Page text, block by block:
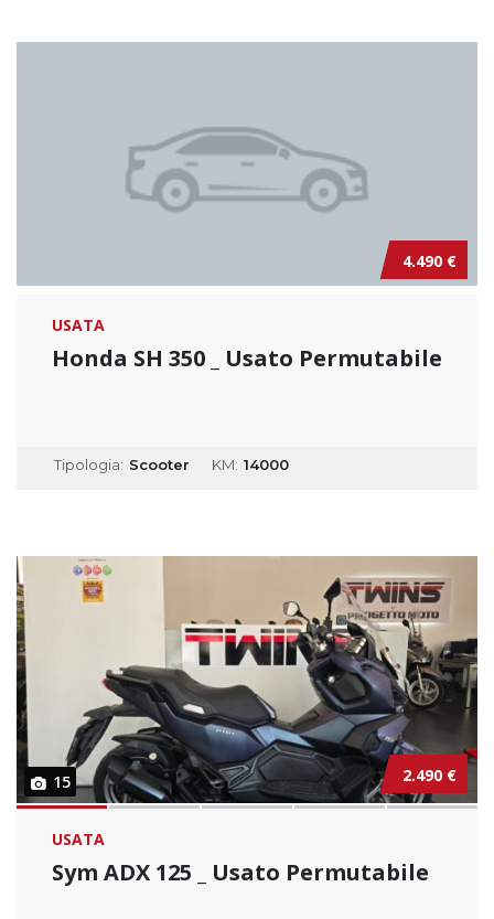
4.490 €
USATA
Honda SH 350 _ Usato Permutabile
Tipologia: Scooter KM: 14000
15 2.490 €
USATA
Sym ADX 125 _ Usato Permutabile